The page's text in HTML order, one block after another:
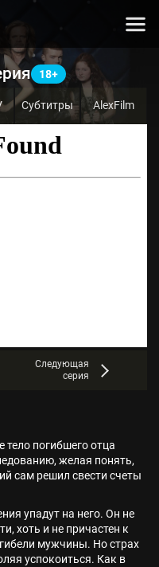
Субтитры AlexFilm
Следующая
серия
погибшего отца
желая понять,
сам решил свести счеты
упадут на него. Он не
хоть и не причастен к
мужчины. Но страх
успокоиться. Как в